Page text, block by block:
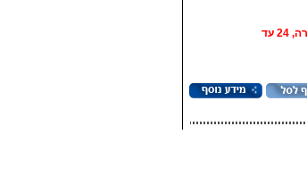
אופציה: אספקה מהירה, 24 עד